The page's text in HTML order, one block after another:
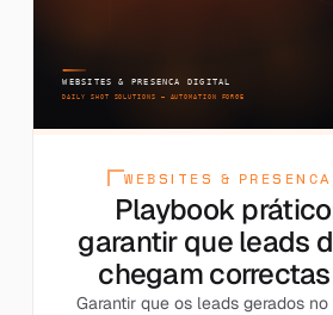
WEBSITES &
Playbook
garantir que leads
chegam correctas
Garantir que os leads gerados